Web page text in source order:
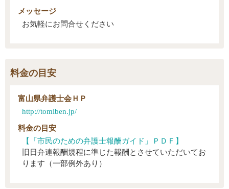
メッセージ
お気軽にお問合せください
料金の目安
富山県弁護士会ＨＰ
http://tomiben.jp/
料金の目安
【「市民のための弁護士報酬ガイド」ＰＤＦ】
旧日弁連報酬規程に準じた報酬とさせていただいてお
ります（一部例外あり）